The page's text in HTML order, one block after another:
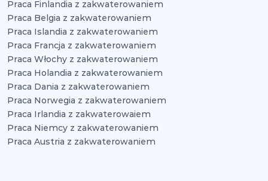
Praca Finlandia z zakwaterowaniem
Praca Belgia z zakwaterowaniem
Praca Islandia z zakwaterowaniem
Praca Francja z zakwaterowaniem
Praca Włochy z zakwaterowaniem
Praca Holandia z zakwaterowaniem
Praca Dania z zakwaterowaniem
Praca Norwegia z zakwaterowaniem
Praca Irlandia z zakwaterowaiem
Praca Niemcy z zakwaterowaniem
Praca Austria z zakwaterowaniem